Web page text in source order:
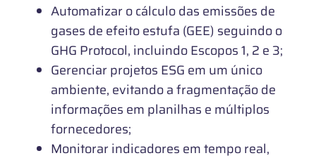
Automatizar o cálculo das emissões de
gases de efeito estufa (GEE) seguindo o
GHG Protocol, incluindo Escopos 1, 2 e 3;
Gerenciar projetos ESG em um único
ambiente, evitando a fragmentação de
informações em planilhas e múltiplos
fornecedores;
Monitorar indicadores em tempo real,